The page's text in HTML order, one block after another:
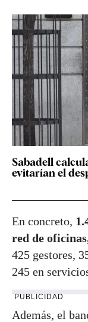
Sabadell
evitarían el
En concreto,
red de
425 gestores,
245 en
PUBLICIDAD
Además, el